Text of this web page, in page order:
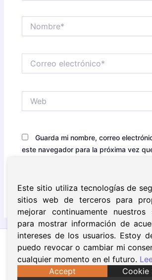
electrónico*
Guarda mi nombre, correo
este navegador para la próxima vez
Todos los derechos © 2026 Eva Núñez |
Tema Astra para
Aviso Legal
Este sitio utiliza tecnologías de
sitios web de terceros para
mejorar continuamente nuestros
para mostrar información de
intereses de los usuarios. Estoy
puedo revocar o cambiar mi
cualquier momento en el futuro.
Accept
Cookie